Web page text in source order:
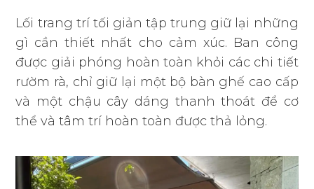
Lối trang trí tối giản tập trung giữ lại những
gì cần thiết nhất cho cảm xúc. Ban công
được giải phóng hoàn toàn khỏi các chi tiết
rườm rà, chỉ giữ lại một bộ bàn ghế cao cấp
và một chậu cây dáng thanh thoát để cơ
thể và tâm trí hoàn toàn được thả lỏng.